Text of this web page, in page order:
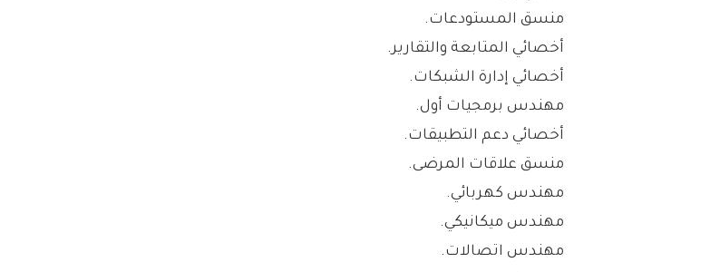
منسق المستودعات.
أخصائي المتابعة والتقارير.
أخصائي إدارة الشبكات.
مهندس برمجيات أول.
أخصائي دعم التطبيقات.
منسق علاقات المرضى.
مهندس كهربائي.
مهندس ميكانيكي.
مهندس اتصالات.